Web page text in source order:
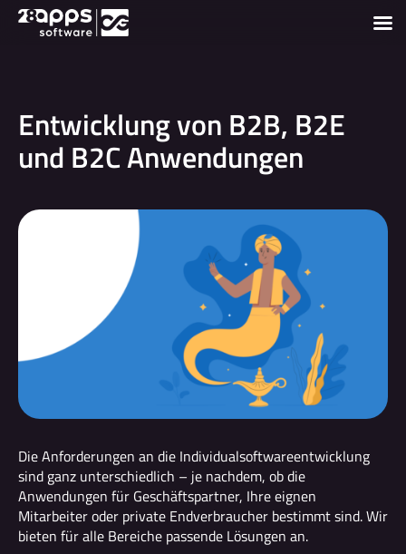
Entwicklung von B2B, B2E
und B2C Anwendungen
Die Anforderungen an die Individualsoftwareentwicklung
sind ganz unterschiedlich – je nachdem, ob die
Anwendungen für Geschäftspartner, Ihre eignen
Mitarbeiter oder private Endverbraucher bestimmt sind. Wir
bieten für alle Bereiche passende Lösungen an.